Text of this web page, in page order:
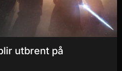
utbrent på